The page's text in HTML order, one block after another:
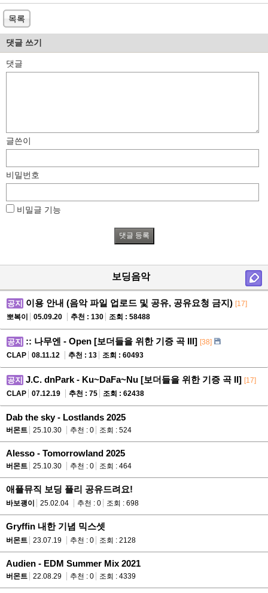
목록
댓글 쓰기
댓글
글쓴이
비밀번호
비밀글 기능
보딩음악
공지 이용 안내 (음악 파일 업로드 및 공유, 공유요청 금지) [17]
뽀복이
05.09.20 추천 : 130 조회 : 58488
공지 :: 나무엔 - Open [보더들을 위한 기증 곡 III] [38]
CLAP
08.11.12 추천 : 13 조회 : 60493
공지 J.C. dnPark - Ku~DaFa~Nu [보더들을 위한 기증 곡 II] [17]
CLAP
07.12.19 추천 : 75 조회 : 62438
Dab the sky - Lostlands 2025
버몬트 25.10.30 추천 : 0 조회 : 524
Alesso - Tomorrowland 2025
버몬트 25.10.30 추천 : 0 조회 : 464
애플뮤직 보딩 플리 공유드려요!
바보괭이 25.02.04 추천 : 0 조회 : 698
Gryffin 내한 기념 믹스셋
버몬트 23.07.19 추천 : 0 조회 : 2128
Audien - EDM Summer Mix 2021
버몬트 22.08.29 추천 : 0 조회 : 4339